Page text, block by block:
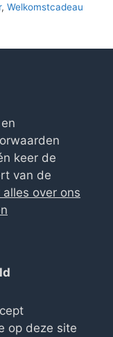
, Welkomstcadeau
keer de
van de
alles over ons
op deze site